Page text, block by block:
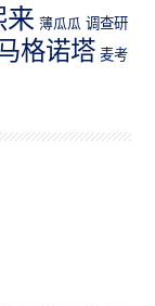
来 薄瓜瓜 调查研
格诺塔 麦考